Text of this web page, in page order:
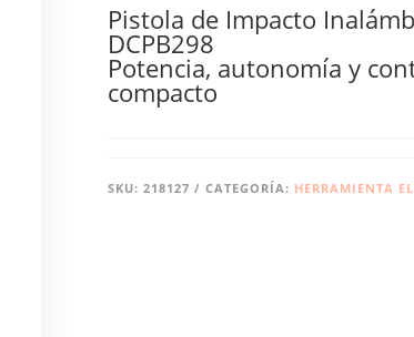
Pistola de Impacto
DCPB298
Potencia, autonomía y
compacto
SKU: 218127 CATEGORÍA: HERRAMIENTA